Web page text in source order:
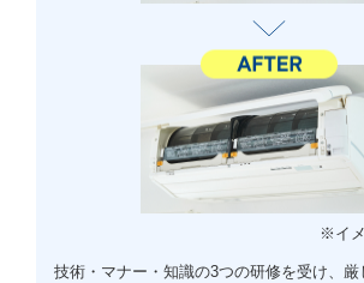
技術・マナー・知識の3つの研修を受け、厳